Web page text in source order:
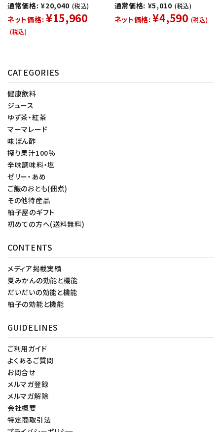
通常価格: ¥20,040 (税込)
ネット価格: ¥15,960
(税込)
通常価格: ¥5,010 (税込)
ネット価格: ¥4,590 (税込)
CATEGORIES
健康飲料
ジュース
ゆず茶・紅茶
マーマレード
味ぽん酢
搾り果汁100％
辛味調味料・塩
ゼリー・あめ
ご飯のおとも(佃煮)
その他特産品
柚子屋のギフト
初めての方へ(送料無料)
CONTENTS
メディア掲載実績
夏みかんの効能と機能
だいだいの効能と機能
柚子の効能と機能
GUIDELINES
ご利用ガイド
よくあるご質問
お問合せ
メルマガ登録
メルマガ解除
会社概要
特定商取引法